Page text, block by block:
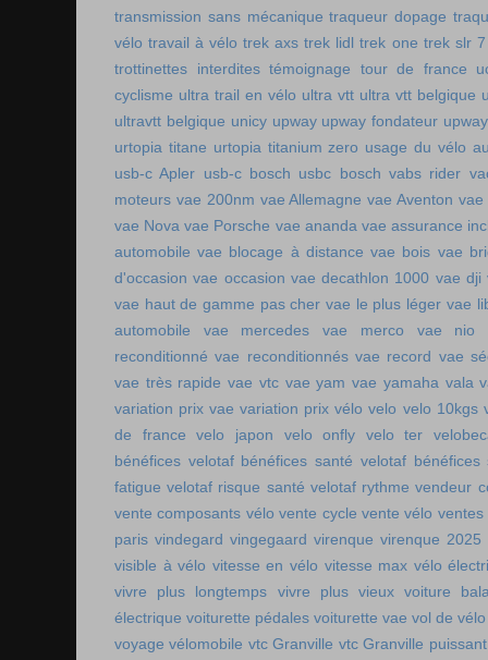
transmission sans mécanique traqueur dopage
vélo travail à vélo trek axs trek lidl trek one trek slr 7
trottinettes interdites témoignage tour de france
cyclisme ultra trail en vélo ultra vtt ultra vtt belgique
ultravtt belgique unicy upway upway fondateur
urtopia titane urtopia titanium zero usage du vélo
usb-c Apler usb-c bosch usbc bosch vabs rider
moteurs vae 200nm vae Allemagne vae Aventon vae
vae Nova vae Porsche vae ananda vae assurance
automobile vae blocage à distance vae bois vae
d'occasion vae occasion vae decathlon 1000 vae dji
vae haut de gamme pas cher vae le plus léger vae
automobile
vae mercedes vae merco
vae nio
reconditionné vae reconditionnés vae record vae
vae très rapide vae vtc vae yam vae yamaha vala
variation prix vae variation prix vélo velo velo 10kgs
de france
velo japon velo onfly velo ter
bénéfices velotaf bénéfices santé velotaf
fatigue velotaf risque santé velotaf rythme vendeur
vente composants vélo vente cycle vente vélo ventes
paris vindegard vingegaard virenque virenque 2025
visible à vélo vitesse en vélo vitesse max vélo
vivre plus longtemps
vivre plus vieux voiture
électrique voiturette pédales voiturette vae vol de
voyage vélomobile vtc Granville vtc Granville puissant